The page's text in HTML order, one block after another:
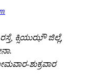
ಕ್ಸಿಯುಝೌ ಜಿಲ್ಲೆ,
ಶುಕ್ರವಾರ